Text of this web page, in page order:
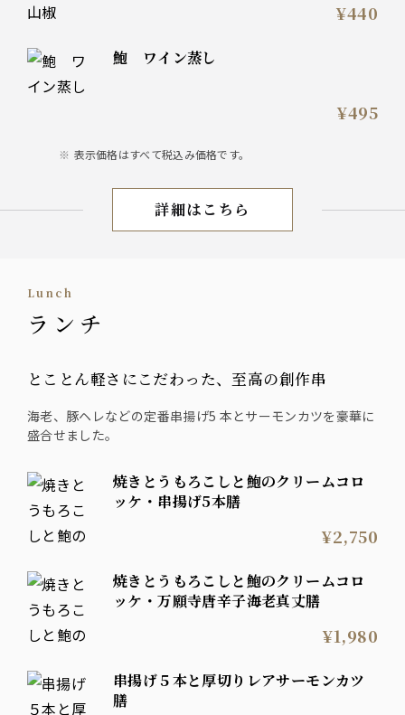
¥440
鮑 ワイン蒸し
¥495
表示価格はすべて税込み価格です。
お料理
詳細はこちら
lunch
ランチ
とことん軽さにこだわった、至高の創作串
海老、豚ヘレなどの定番串揚げ5 本とサーモンカツを豪華に
盛合せました。
焼きとうもろこしと鮑のクリームコロ
ッケ・串揚げ5本膳
¥2,750
焼きとうもろこしと鮑のクリームコロ
ッケ・万願寺唐辛子海老真丈膳
¥1,980
串揚げ５本と厚切りレアサーモンカツ
膳